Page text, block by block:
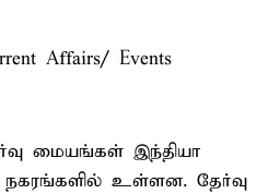
Affairs/ Events
மையங்கள் இந்தியா
நகரங்களில் உள்ளன. தேர்வு